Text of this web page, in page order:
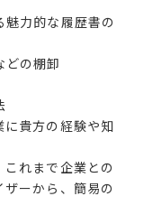
魅力的な履歴書の
どの棚卸
貴方の経験や知
れまで企業との
ーから、簡易の